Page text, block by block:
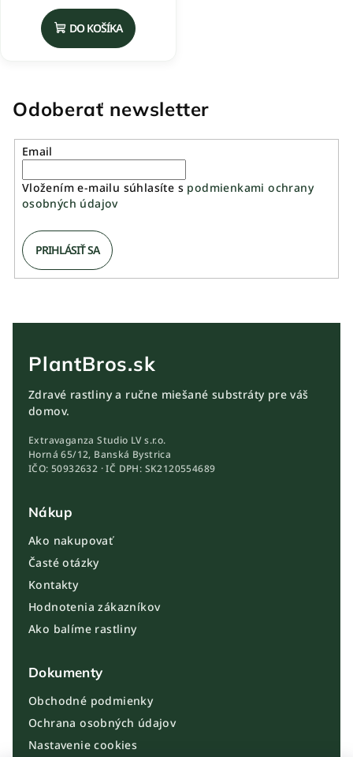
DO KOŠÍKA
Odoberať newsletter
Email
Vložením e-mailu súhlasíte s podmienkami ochrany
osobných údajov
PRIHLÁSIŤ SA
PlantBros.sk
Zdravé rastliny a ručne miešané substráty pre váš
domov.
Extravaganza Studio LV s.r.o.
Horná 65/12, Banská Bystrica
IČO: 50932632 · IČ DPH: SK2120554689
Nákup
Ako nakupovať
Časté otázky
Kontakty
Hodnotenia zákazníkov
Ako balíme rastliny
Dokumenty
Obchodné podmienky
Ochrana osobných údajov
Nastavenie cookies